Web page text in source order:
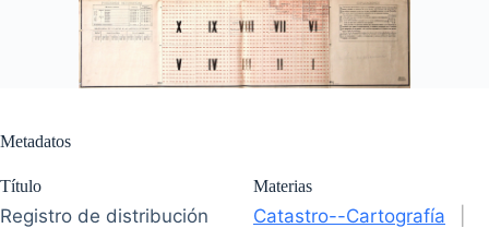
Metadatos
Título
Registro de distribución
Materias
Catastro--Cartografía